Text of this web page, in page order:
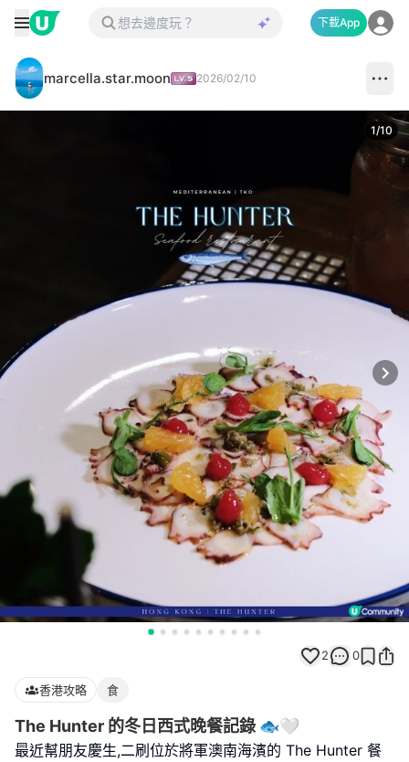
下載App
marcella.star.moon 2026/02/10
1/10
2 0
香港攻略 食
The Hunter 的冬日西式晚餐記錄 🐟🤍
最近幫朋友慶生,二刷位於將軍澳南海濱的 The Hunter 餐